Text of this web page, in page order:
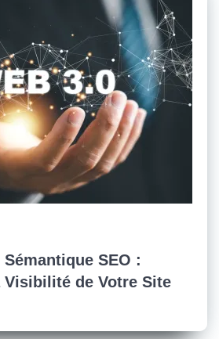
SEO :
Visibilité de Votre Site